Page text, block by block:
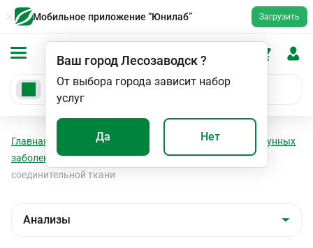
Мобильное приложение “Юнилаб” Загрузить
Ваш городЛесозаводск?
От выбора города зависит набор
услуг
Да Нет
Главная Анализы
Маркеры аутоиммунных
заболеваний
Диагностика системных заболеваний
соединительной ткани